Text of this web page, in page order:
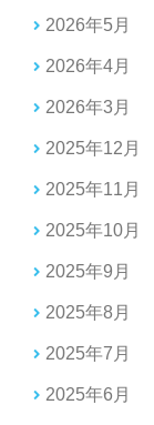
2026年5月
2026年4月
2026年3月
2025年12月
2025年11月
2025年10月
2025年9月
2025年8月
2025年7月
2025年6月